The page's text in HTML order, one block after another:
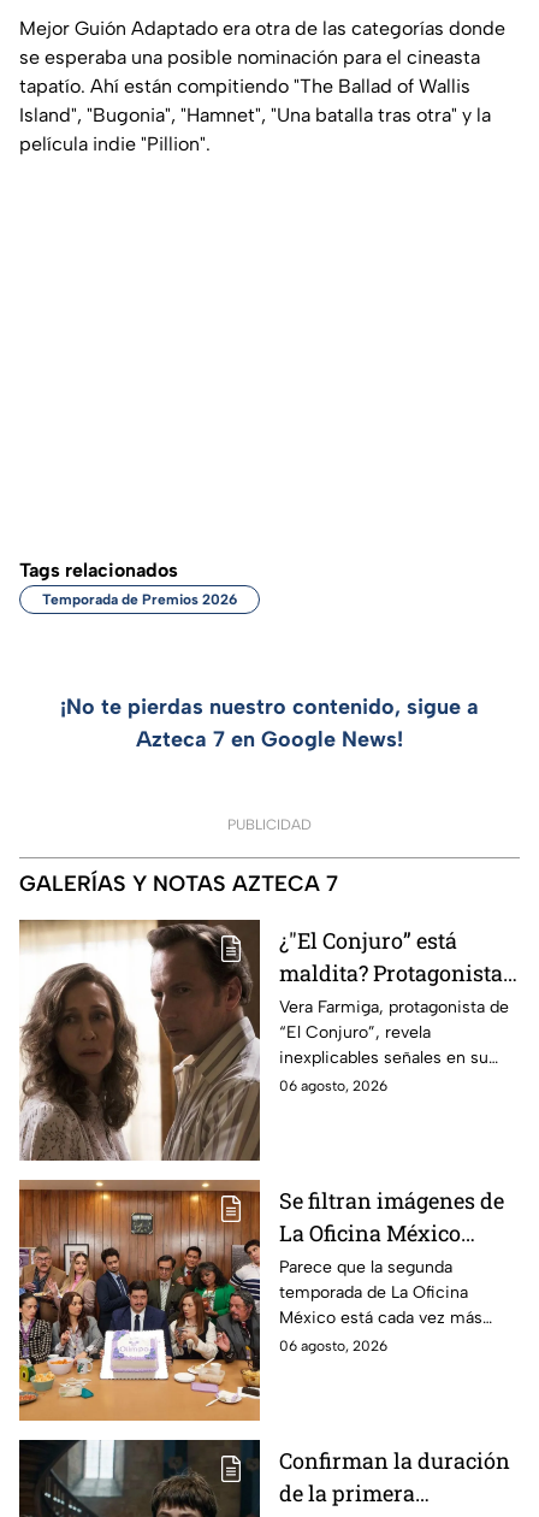
Mejor Guión Adaptado era otra de las categorías donde
se esperaba una posible nominación para el cineasta
tapatío. Ahí están compitiendo "The Ballad of Wallis
Island", "Bugonia", "Hamnet", "Una batalla tras otra" y la
película indie "Pillion".
Tags relacionados
Temporada de Premios 2026
¡No te pierdas nuestro contenido, sigue a
Azteca 7 en Google News!
PUBLICIDAD
GALERÍAS Y NOTAS AZTECA 7
¿"El Conjuro” está
maldita? Protagonista
revela INQUIETANTES
señales en su cuerpo
durante la grabación de
la película
Vera Farmiga, protagonista de
“El Conjuro”, revela
inexplicables señales en su
cuerpo durante el rodaje de la
06 agosto, 2026
Se filtran imágenes de
La Oficina México
temporada 2 y un
detalle desata teorías
entre los fans
Parece que la segunda
temporada de La Oficina
México está cada vez más
cerca, pues el elenco ya se
06 agosto, 2026
Confirman la duración
de la primera